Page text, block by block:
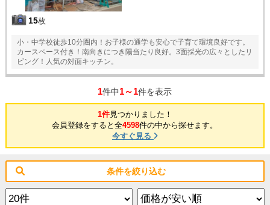
15枚
小・中学校徒歩10分圏内！お子様の通学も安心で子育て環境良好です。
カースペース付き！南向きにつき陽当たり良好。3面採光の広々としたリ
ビング！人気の対面キッチン。
1件中1～1件を表示
1件見つかりました！
会員登録をすると全4598件の中から探せます。
今すぐ見る
条件を絞り込む